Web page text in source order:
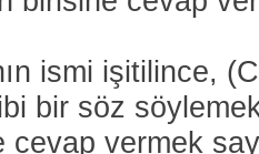
ismi işitilince,
bir söz
cevap vermek